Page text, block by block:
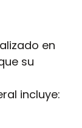
en
su
incluye: